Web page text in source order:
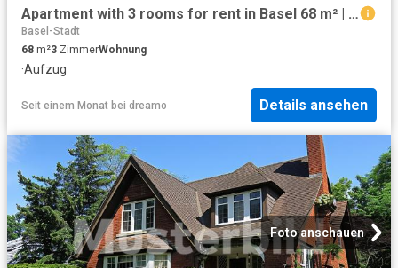
Apartment with 3 rooms for rent in Basel 68 m² | dreamo. Ch
Basel-Stadt
68 m²3 ZimmerWohnung
·Aufzug
Seit einem Monat bei dreamo Details ansehen
Foto anschauen